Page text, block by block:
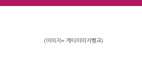
(이미지= 게티이미지뱅크)